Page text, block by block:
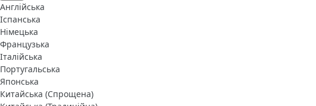
Англійська
Іспанська
Німецька
Французька
Італійська
Португальська
Японська
Китайська (Спрощена)